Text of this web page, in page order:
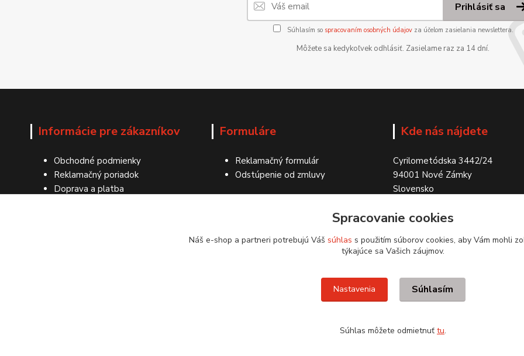
Prihlásiť sa
Súhlasím so spracovaním osobných údajovza účelom zasielania newslettera.
Môžete sa kedykoľvek odhlásiť. Zasielame raz za 14 dní.
Informácie pre zákazníkov
Obchodné podmienky
Reklamačný poriadok
Doprava a platba
Formuláre
Reklamačný formulár
Odstúpenie od zmluvy
Kde nás nájdete
Cyrilometódska 3442/24
94001 Nové Zámky
Slovensko
Spracovanie cookies
Náš e-shop a partneri potrebujú Váš súhlas s použitím súborov cookies, aby Vám mohli
týkajúce sa Vašich záujmov.
Nastavenia Súhlasím
Súhlas môžete odmietnuť tu.